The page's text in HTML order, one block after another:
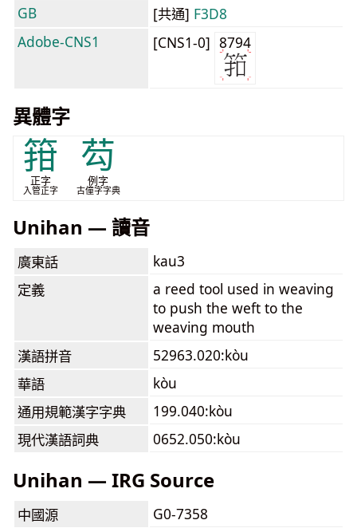
GB
[共通] F3D8
Adobe-CNS1
[CNS1-0] 8794
異體字
箝
正字
入管正字
芶
例字
古僮字字典
Unihan — 讀音
廣東話
kau3
定義
a reed tool used in weaving
to push the weft to the
weaving mouth
漢語拼音
52963.020:kòu
華語
kòu
通用規範漢字字典
199.040:kòu
現代漢語詞典
0652.050:kòu
Unihan — IRG Source
中國源
G0-7358